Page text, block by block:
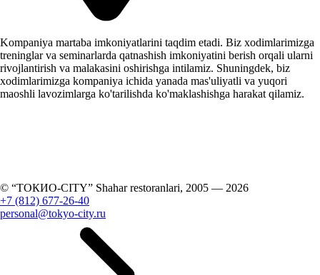
Kompaniya martaba imkoniyatlarini taqdim etadi. Biz xodimlarimizga
treninglar va seminarlarda qatnashish imkoniyatini berish orqali ularni
rivojlantirish va malakasini oshirishga intilamiz. Shuningdek, biz
xodimlarimizga kompaniya ichida yanada mas'uliyatli va yuqori
maoshli lavozimlarga ko'tarilishda ko'maklashishga harakat qilamiz.
© “ТОКИО-CITY” Shahar restoranlari, 2005 — 2026
+7 (812) 677-26-40
personal@tokyo-city.ru